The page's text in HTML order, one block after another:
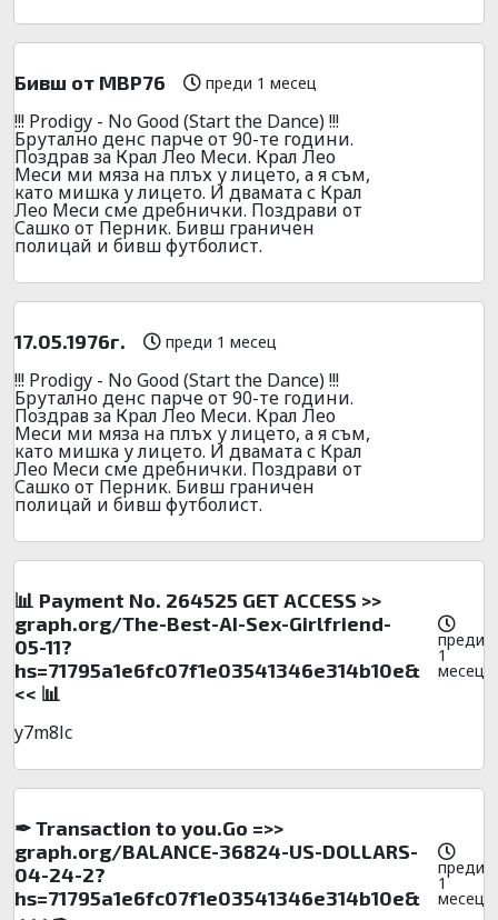
Бивш от МВР76 преди 1 месец
!!! Prodigy - No Good (Start the Dance) !!!
Брутално денс парче от 90-те години.
Поздрав за Крал Лео Меси. Крал Лео
Меси ми мяза на плъх у лицето, а я съм,
като мишка у лицето. И двамата с Крал
Лео Меси сме дребнички. Поздрави от
Сашко от Перник. Бивш граничен
полицай и бивш футболист.
17.05.1976г. преди 1 месец
!!! Prodigy - No Good (Start the Dance) !!!
Брутално денс парче от 90-те години.
Поздрав за Крал Лео Меси. Крал Лео
Меси ми мяза на плъх у лицето, а я съм,
като мишка у лицето. И двамата с Крал
Лео Меси сме дребнички. Поздрави от
Сашко от Перник. Бивш граничен
полицай и бивш футболист.
📊 Payment No. 264525 GET ACCESS >>
graph.org/The-Best-AI-Sex-Girlfriend-
05-11?
hs=71795a1e6fc07f1e03541346e314b10e&
<< 📊
преди
1
месец
y7m8lc
✒ Transaction to you.Go =>>
graph.org/BALANCE-36824-US-DOLLARS-
04-24-2?
hs=71795a1e6fc07f1e03541346e314b10e&
преди
1
месец